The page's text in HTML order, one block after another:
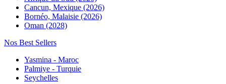
Cancun, Mexique (2026)
Bornéo, Malaisie (2026)
Oman (2028)
Nos Best Sellers
Yasmina - Maroc
Palmiye - Turquie
Seychelles